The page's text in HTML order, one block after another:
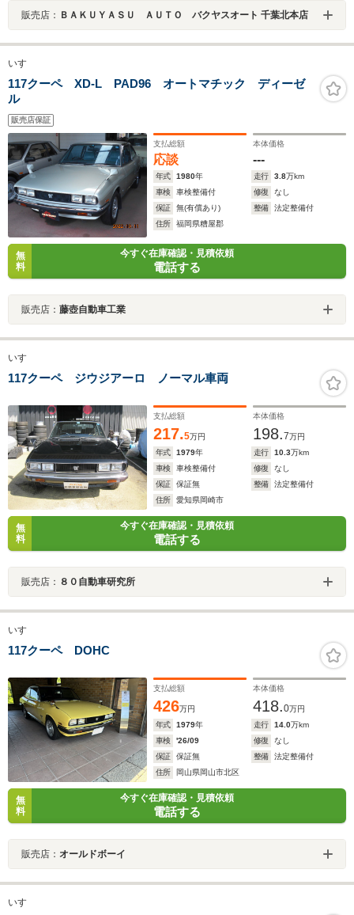
販売店： ＢＡＫＵＹＡＳＵ ＡＵＴＯ バクヤスオート 千葉北本店
いすゞ
117クーペ XD-L PAD96 オートマチック ディーゼ
ル
販売店保証
支払総額
応談
本体価格
---
年式 1980年 走行 3.8万km
車検
車検整備付 修復
なし
保証
無(有償あり) 整備
法定整備付
住所
福岡県糟屋郡
無
料
今すぐ在庫確認・見積依頼
電話する
販売店： 藤壺自動車工業
いすゞ
117クーペ ジウジアーロ ノーマル車両
支払総額
217.5万円
本体価格
198.7万円
年式
1979年 走行 10.3万km
車検
車検整備付 修復
なし
保証
保証無 整備
法定整備付
住所
愛知県岡崎市
無
料
今すぐ在庫確認・見積依頼
電話する
販売店： ８０自動車研究所
いすゞ
117クーペ DOHC
支払総額
426万円
本体価格
418.0万円
年式
1979年 走行 14.0万km
車検
'26/09 修復
なし
保証
保証無 整備
法定整備付
住所
岡山県岡山市北区
無
料
今すぐ在庫確認・見積依頼
電話する
販売店： オールドボーイ
いすゞ